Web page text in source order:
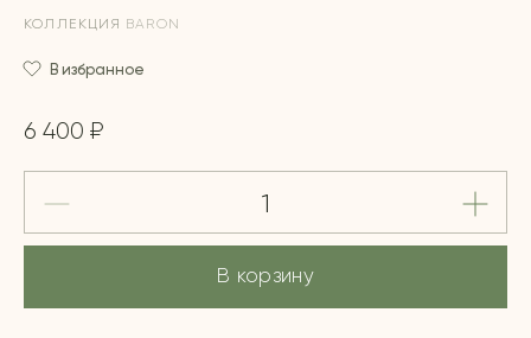
КОЛЛЕКЦИЯ BARON
В избранное
6 400 ₽
В корзину